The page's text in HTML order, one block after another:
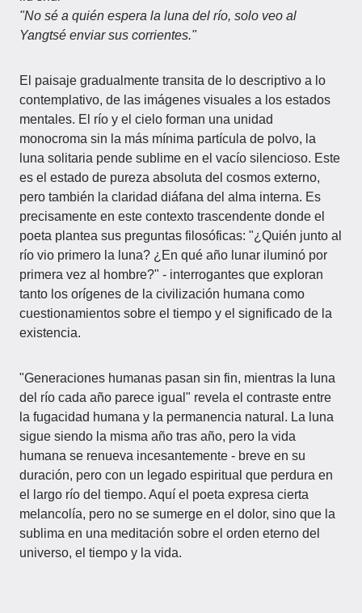
"No sé a quién espera la luna del río, solo veo al
Yangtsé enviar sus corrientes."
El paisaje gradualmente transita de lo descriptivo a lo
contemplativo, de las imágenes visuales a los estados
mentales. El río y el cielo forman una unidad
monocroma sin la más mínima partícula de polvo, la
luna solitaria pende sublime en el vacío silencioso. Este
es el estado de pureza absoluta del cosmos externo,
pero también la claridad diáfana del alma interna. Es
precisamente en este contexto trascendente donde el
poeta plantea sus preguntas filosóficas: "¿Quién junto al
río vio primero la luna? ¿En qué año lunar iluminó por
primera vez al hombre?" - interrogantes que exploran
tanto los orígenes de la civilización humana como
cuestionamientos sobre el tiempo y el significado de la
existencia.
"Generaciones humanas pasan sin fin, mientras la luna
del río cada año parece igual" revela el contraste entre
la fugacidad humana y la permanencia natural. La luna
sigue siendo la misma año tras año, pero la vida
humana se renueva incesantemente - breve en su
duración, pero con un legado espiritual que perdura en
el largo río del tiempo. Aquí el poeta expresa cierta
melancolía, pero no se sumerge en el dolor, sino que la
sublima en una meditación sobre el orden eterno del
universo, el tiempo y la vida.